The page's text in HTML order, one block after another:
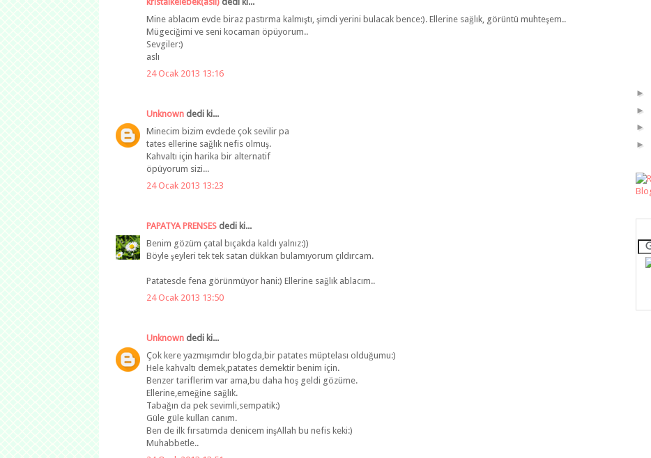
Mine ablacım evde biraz pastırma kalmıştı, şimdi yerini bulacak bence:). Ellerine sağlık, görüntü muhteşem..
Mügeciğimi ve seni kocaman öpüyorum..
Sevgiler:)
aslı
24 Ocak 2013 13:16
Unknown dedi ki...
Minecim bizim evdede çok sevilir pa
tates ellerine sağlık nefis olmuş.
Kahvaltı için harika bir alternatif
öpüyorum sizi...
24 Ocak 2013 13:23
PAPATYA PRENSES dedi ki...
Benim gözüm çatal bıçakda kaldı yalnız:))
Böyle şeyleri tek tek satan dükkan bulamıyorum çıldırcam.
Patatesde fena görünmüyor hani:) Ellerine sağlık ablacım..
24 Ocak 2013 13:50
Unknown dedi ki...
Çok kere yazmışımdır blogda,bir patates müptelası olduğumu:)
Hele kahvaltı demek,patates demektir benim için.
Benzer tariflerim var ama,bu daha hoş geldi gözüme.
Ellerine,emeğine sağlık.
Tabağın da pek sevimli,sempatik:)
Güle güle kullan canım.
Ben de ilk fırsatımda denicem inşAllah bu nefis keki:)
Muhabbetle..
►
►
►
►